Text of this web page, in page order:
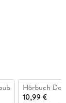
Hörbuch
10,99 €